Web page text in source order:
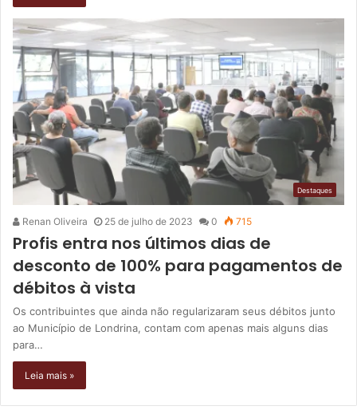
Destaques
Renan Oliveira 25 de julho de 2023 0 715
Profis entra nos últimos dias de
desconto de 100% para pagamentos de
débitos à vista
Os contribuintes que ainda não regularizaram seus débitos junto
ao Município de Londrina, contam com apenas mais alguns dias
para…
Leia mais »